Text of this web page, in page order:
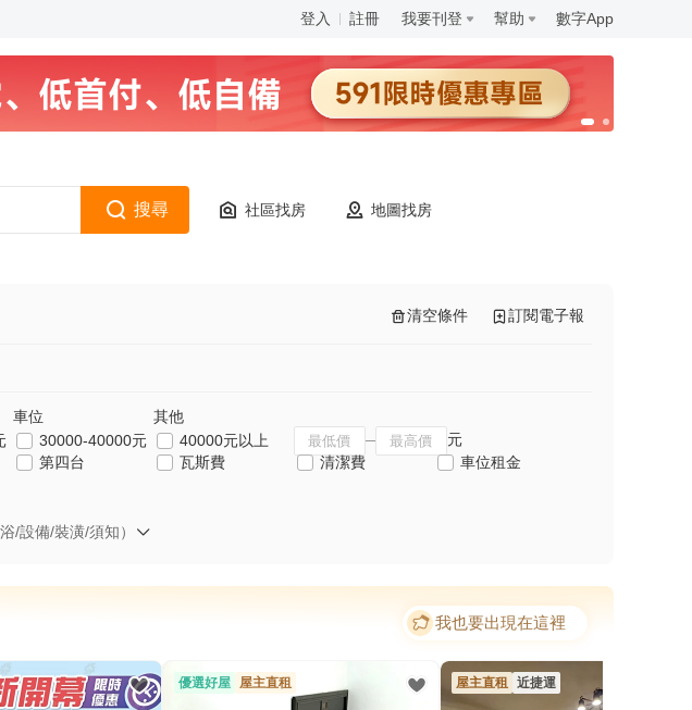
登入 註冊 我要刊登 幫助 數字App
搜尋 社區找房 地圖找房
清空條件 訂閱電子報
車位
其他
30000-40000元 40000元以上
元
第四台 瓦斯費 清潔費
車位租金
/設備/裝潢/須知）
我也要出現在這裡
優選好屋 屋主直租 屋主直租 近捷運